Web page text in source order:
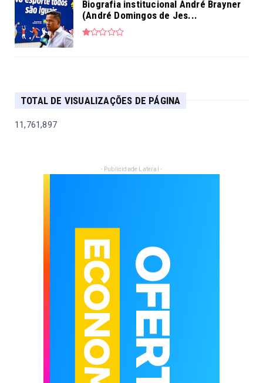
Biografia institucional André Brayner
(André Domingos de Jes...
TOTAL DE VISUALIZAÇÕES DE PÁGINA
11,761,897
- Publicidade Lateral -